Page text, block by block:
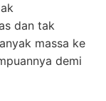
dan tak
massa ke
demi